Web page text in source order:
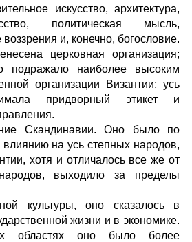
искусство, архитектура,
политическая мысль,
и, конечно, богословие.
церковная организация;
подражало наиболее высоким
организации Византии; усь
придворный этикет и
Скандинавии. Оно было по
на усь степных народов,
хотя и отличалось все же от
выходило за пределы
культуры, оно сказалось в
жизни и в экономике.
областях оно было более